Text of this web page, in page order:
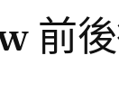
前